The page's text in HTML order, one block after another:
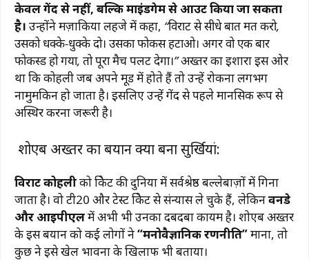
केवल गेंद से नहीं, बल्कि माइंडगेम से आउट किया जा सकता
है। उन्होंने मज़ाकिया लहजे में कहा, “विराट से सीधे बात मत करो,
उसको धक्के-धुक्के दो। उसका फोकस हटाओ। अगर वो एक बार
फोकस्ड हो गया, तो पूरा मैच पलट देगा।”अख्तर का इशारा इस ओर
था कि कोहली जब अपने मूड में होते हैं तो उन्हें रोकना लगभग
नामुमकिन हो जाता है। इसलिए उन्हें गेंद से पहले मानसिक रूप से
अस्थिर करना जरूरी है।
शोएब अख्तर का बयान क्यों बना सुर्खियां:
विराट कोहलीको क्रिकेट की दुनिया में सर्वश्रेष्ठ बल्लेबाज़ों में गिना
जाता है। वो टी20 और टेस्ट क्रिकेट से संन्यास ले चुके हैं, लेकिनवनडे
और आईपीएलमें अभी भी उनका दबदबा कायम है। शोएब अख्तर
के इस बयान को कई लोगों ने“मनोवैज्ञानिक रणनीति”माना, तो
कुछ ने इसे खेल भावना के खिलाफ भी बताया।